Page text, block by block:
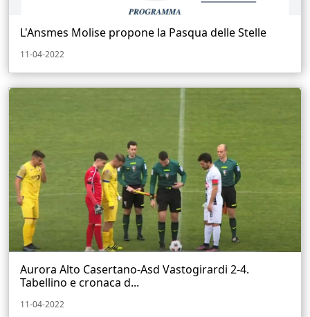
L'Ansmes Molise propone la Pasqua delle Stelle
11-04-2022
Aurora Alto Casertano-Asd Vastogirardi 2-4.
Tabellino e cronaca d...
11-04-2022